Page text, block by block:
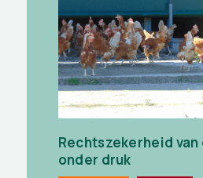
Rechtszekerheid
onder druk